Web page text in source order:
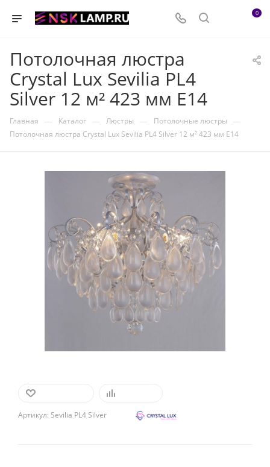
0
Потолочная люстра
Crystal Lux Sevilia PL4
Silver 12 м² 423 мм E14
Главная — Каталог — Люстры — Потолочные люстры —
Потолочная люстра Crystal Lux Sevilia PL4 Silver 12 м² 423 мм E14
Артикул: Sevilia PL4 Silver